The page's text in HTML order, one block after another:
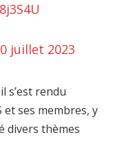
juillet 2023
s’est rendu
et ses membres, y
divers thèmes